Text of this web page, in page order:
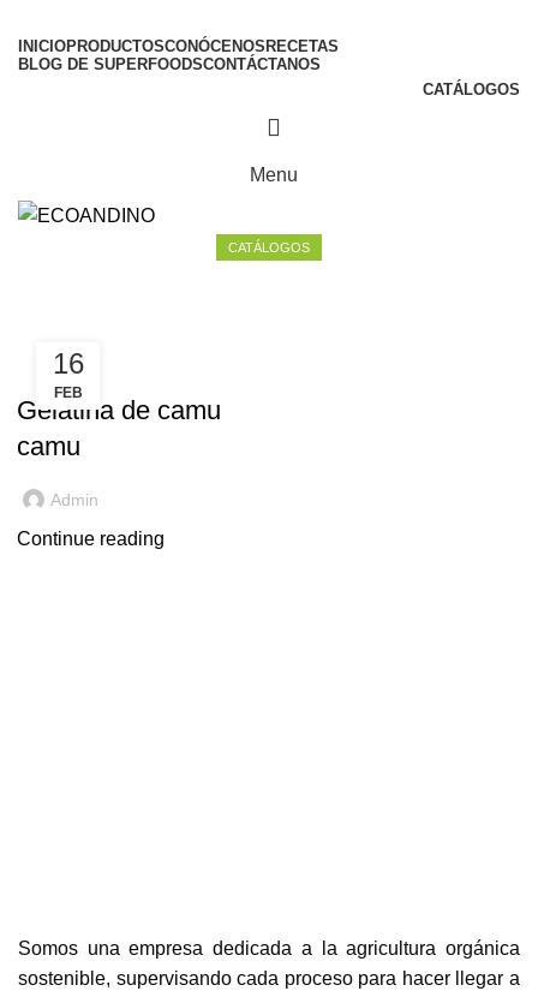
INICIOPRODUCTOSCONÓCENOS RECETAS
BLOG DE SUPERFOODSCONTÁCTANOS
CATÁLOGOS
Menu
CATÁLOGOS
16
FEB
CAMU CAMU
Gelatina de camu
camu
Admin
Continue reading
Somos una empresa dedicada a la agricultura orgánica
sostenible, supervisando cada proceso para hacer llegar a